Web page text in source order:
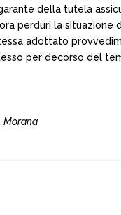
della tutela
perduri la
adottato
per decorso del
Morana